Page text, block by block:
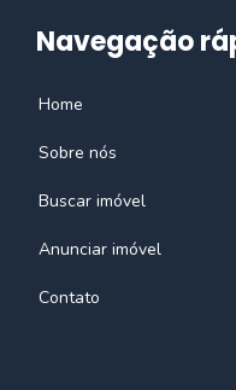
Navegação
Home
Sobre nós
Buscar imóvel
Anunciar imóvel
Contato